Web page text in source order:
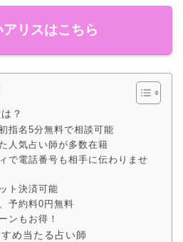
アリスはこちら
？
指名5分無料で相談可能
人気占い師が多数在籍
で電話番号も相手に伝わりませ
ト決済可能
予約料0円無料
ンもお得！
め当たる占い師